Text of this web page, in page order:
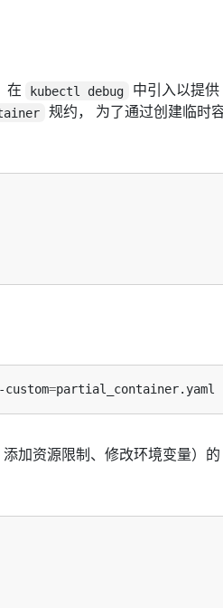
在 kubectl debug
中引入以提供
规约， 为了通过创建临时
=
加资源限制、修改环境变量）的